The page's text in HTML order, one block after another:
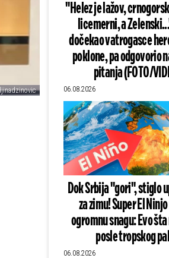
"Helez je lažov,
licemerni, a
dočekao vatrogasce
poklone, pa odgovorio
pitanja (FOTO/
06.08.2026
Dok Srbija "gori", stiglo
za zimu! Super El
ogromnu snagu: Evo
posle tropskog
06.08.2026